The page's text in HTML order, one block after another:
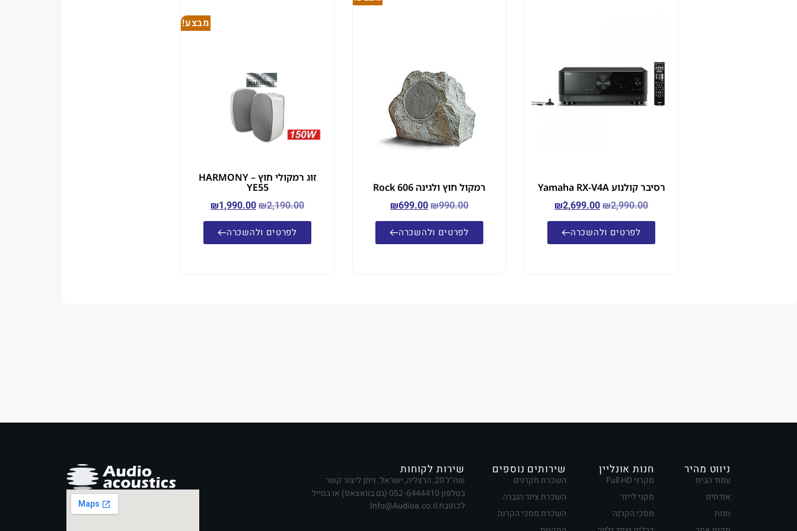
רסיבר קולנוע Yamaha RX-V4A
₪2,990.00
₪2,699.00
לפרטים ולהשכרה
רמקול חוץ ולגינה Rock 606
₪990.00
₪699.00
לפרטים ולהשכרה
מבצע!
זוג רמקולי חוץ – HARMONY
YE55
₪2,190.00
₪1,990.00
לפרטים ולהשכרה
ניווט מהיר
עמוד הבית
אודתינו
חנות
חנות אונליין
מקרני Full HD
מקני לייזר
מסכי הקרנה
שירותים נוספים
השכרת מקרנים
השכרת ציוד הגברה
השכרת מסכי הקרנה
שירות לקוחות
שח"ל 20, הרצליה, ישראל. ניתן ליצור קשר
בטלפון 052-6444410 (גם בוואצאפ) או במייל
לכתובת Info@Audioa.co.il